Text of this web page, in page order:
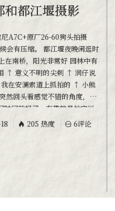
和都江堰摄影
会有压缩。 都江堰夜晚闲逛时
南桥，阳光非常好 园林中有
↑ 意义不明的尖刺 ↑ 润仔说
在安澜索道上抓拍的 ↑ 小熊
然回头看感觉不错的角度，可
时间就好了。有趣的是拍完以
堆人拿着相机手机也
205 热度 6评论